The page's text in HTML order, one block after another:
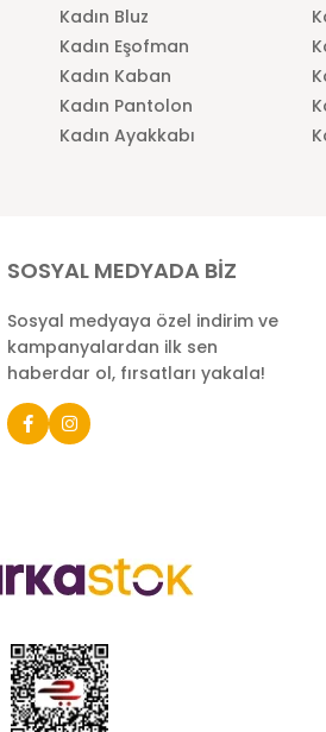
Kadın Bluz
Kadın Eşofman
Kadın Kaban
Kadın Pantolon
Kadın Ayakkabı
SOSYAL MEDYADA BİZ
Sosyal medyaya özel indirim ve
kampanyalardan ilk sen
haberdar ol, fırsatları yakala!